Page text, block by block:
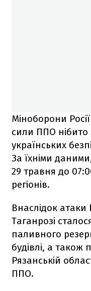
Міноборони
сили ППО нібито
українських
За їхніми
29 травня до
регіонів.
Внаслідок атаки
Таганрозі
паливного
будівлі, а також
Рязанській
ППО.